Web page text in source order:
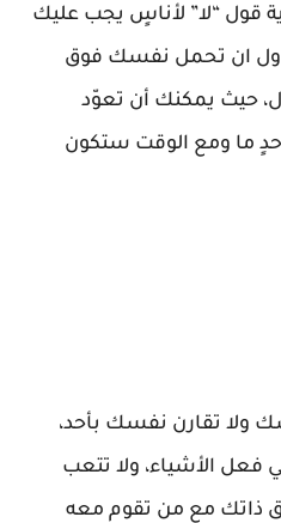
قول “لا” لأناسٍ يجب عليك
ان تحمل نفسك فوق
حيث يمكنك أن تعوّد
ما ومع الوقت ستكون
ولا تقارن نفسك بأحد،
فعل الأشياء، ولا تتعب
ذاتك مع من تقوم معه